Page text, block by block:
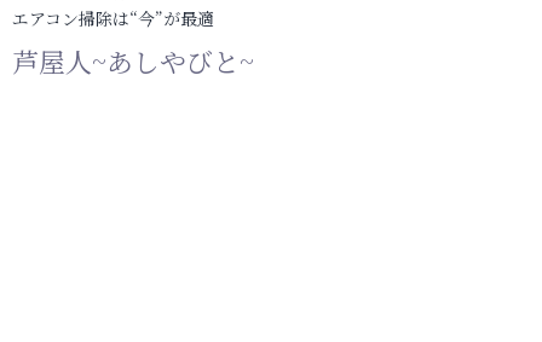
エアコン掃除は“今”が最適
芦屋人~あしやびと~